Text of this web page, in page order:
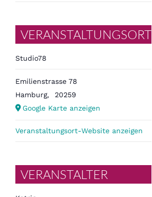
VERANSTALTUNGSORT
Studio78
Emilienstrasse 78
Hamburg,
20259
Google Karte anzeigen
Veranstaltungsort-Website anzeigen
VERANSTALTER